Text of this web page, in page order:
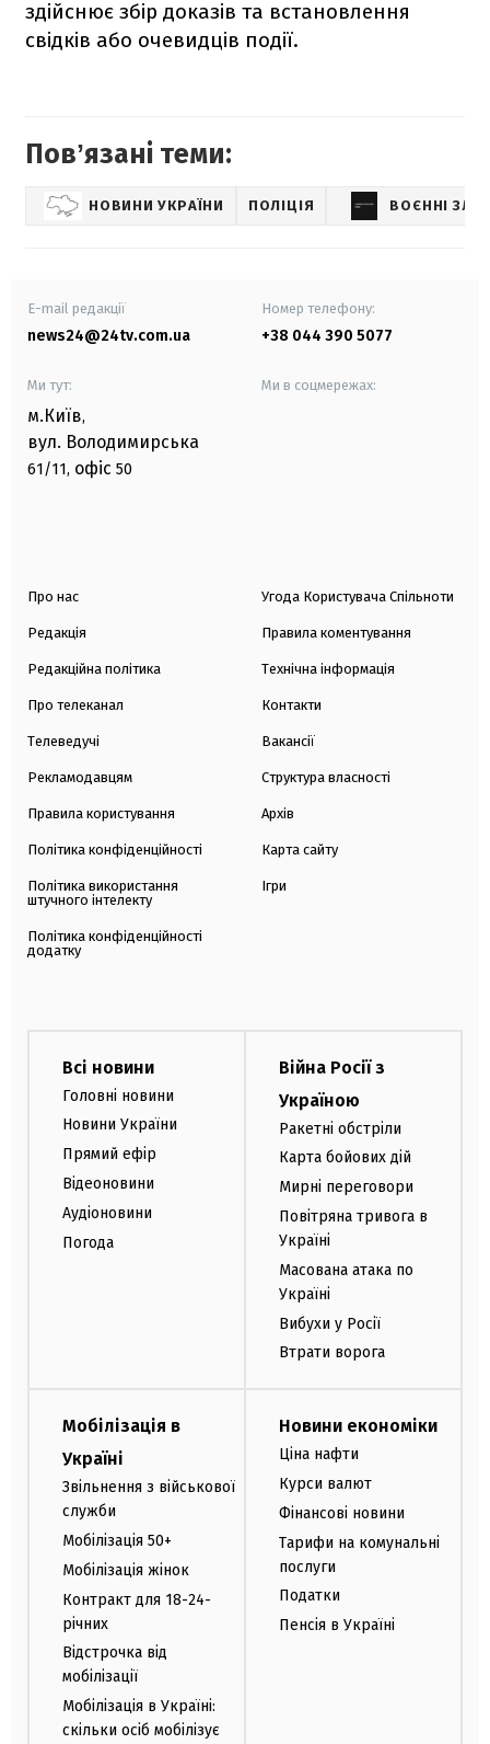
здійснює збір доказів та встановлення
свідків або очевидців події.
Повʼязані теми:
НОВИНИ УКРАЇНИ ПОЛІЦІЯ ВОЄННІ
E-mail редакції
news24@24tv.com.ua
Номер телефону:
+38 044 390 5077
Ми тут:
м.Київ,
вул. Володимирська
61/11, офіс 50
Ми в соцмережах:
Про нас
Редакція
Редакційна політика
Про телеканал
Телеведучі
Рекламодавцям
Правила користування
Політика конфіденційності
Політика використання
штучного інтелекту
Політика конфіденційності
додатку
Угода Користувача Спільноти
Правила коментування
Технічна інформація
Контакти
Вакансії
Структура власності
Архів
Карта сайту
Ігри
Всі новини
Головні новини
Новини України
Прямий ефір
Відеоновини
Аудіоновини
Погода
Війна Росії з
Україною
Ракетні обстріли
Карта бойових дій
Мирні переговори
Повітряна тривога в
Україні
Масована атака по
Україні
Вибухи у Росії
Втрати ворога
Мобілізація в
Україні
Звільнення з військової
служби
Мобілізація 50+
Мобілізація жінок
Контракт для 18-24-
річних
Відстрочка від
мобілізації
Мобілізація в Україні:
скільки осіб мобілізує
Новини економіки
Ціна нафти
Курси валют
Фінансові новини
Тарифи на комунальні
послуги
Податки
Пенсія в Україні